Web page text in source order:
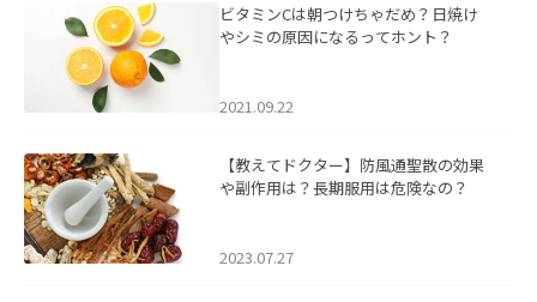
ビタミンCは朝つけちゃだめ？日焼け
やシミの原因になるってホント？
2021.09.22
【教えてドクター】防風通聖散の効果
や副作用は？長期服用は危険なの？
2023.07.27